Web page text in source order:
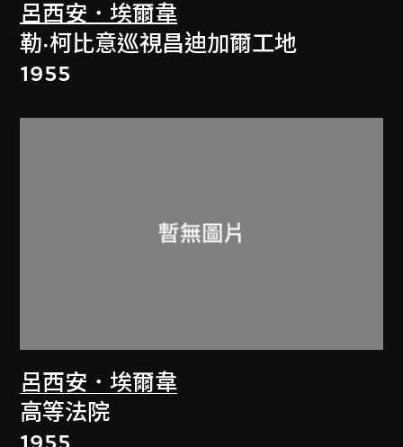
呂西安．埃爾韋
勒·柯比意巡視昌迪加爾工地
1955
呂西安．埃爾韋
高等法院